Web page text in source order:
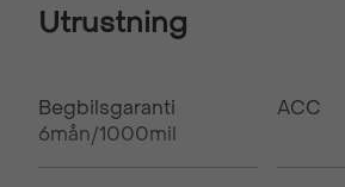
Utrustning
Begbilsgaranti
6mån/1000mil
ACC